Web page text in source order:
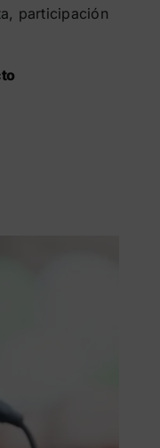
participación